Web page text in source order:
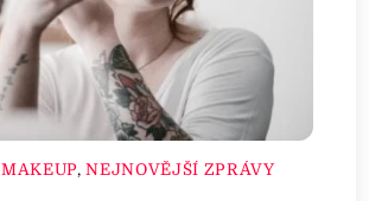
MAKEUP,NEJNOVĚJŠÍ ZPRÁVY